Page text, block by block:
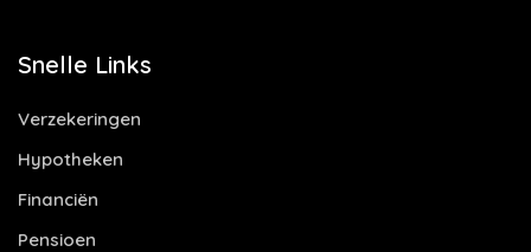
Snelle Links
Verzekeringen
Hypotheken
Financiën
Pensioen